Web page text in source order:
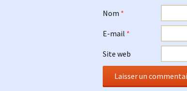
Nom *
E-mail *
Site web